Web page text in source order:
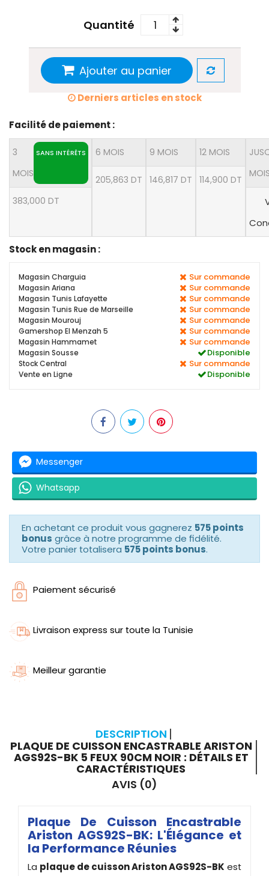
Quantité
Ajouter au panier
Derniers articles en stock
Facilité de paiement :
3
MOIS
SANS INTÉRÊTS
383,000 DT
6 MOIS
205,863 DT
9 MOIS
146,817 DT
12 MOIS
114,900 DT
Stock en magasin :
Magasin Charguia Sur commande
Magasin Ariana Sur commande
Magasin Tunis Lafayette Sur commande
Magasin Tunis Rue de Marseille Sur commande
Magasin Mourouj Sur commande
Gamershop El Menzah 5 Sur commande
Magasin Hammamet Sur commande
Magasin Sousse Disponible
Stock Central Sur commande
Vente en Ligne Disponible
Messenger
Whatsapp
En achetant ce produit vous gagnerez 575 points
bonus grâce à notre programme de fidélité.
Votre panier totalisera 575 points bonus.
Paiement sécurisé
Livraison express sur toute la Tunisie
Meilleur garantie
DESCRIPTION
PLAQUE DE CUISSON ENCASTRABLE ARISTON
AGS92S-BK 5 FEUX 90CM NOIR : DÉTAILS ET
CARACTÉRISTIQUES
AVIS (0)
Plaque De Cuisson Encastrable
Ariston AGS92S-BK: L'Élégance et
la Performance Réunies
La plaque de cuisson Ariston AGS92S-BK est